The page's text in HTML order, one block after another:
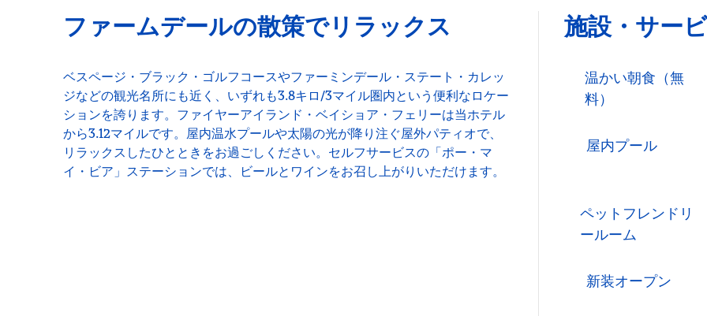
ファームデールの散策でリラックス
ベスページ・ブラック・ゴルフコースやファーミンデール・ステート・カレッ
ジなどの観光名所にも近く、いずれも3.8キロ/3マイル圏内という便利なロケー
ションを誇ります。ファイヤーアイランド・ベイショア・フェリーは当ホテル
から3.12マイルです。屋内温水プールや太陽の光が降り注ぐ屋外パティオで、
リラックスしたひとときをお過ごしください。セルフサービスの「ポー・マ
イ・ビア」ステーションでは、ビールとワインをお召し上がりいただけます。
施設・サー
温かい朝食（無
料）
屋内プール
ペットフレンドリ
ールーム
新装オープン